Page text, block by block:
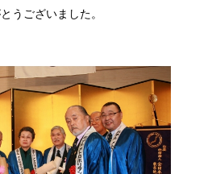
うございました。